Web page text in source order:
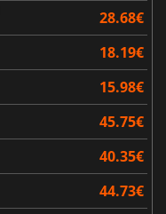
28.68€
18.19€
15.98€
45.75€
40.35€
44.73€